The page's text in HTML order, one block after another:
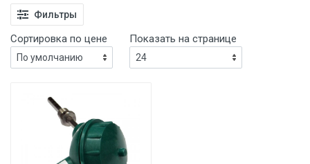
Фильтры
Сортировка по цене Показать на странице